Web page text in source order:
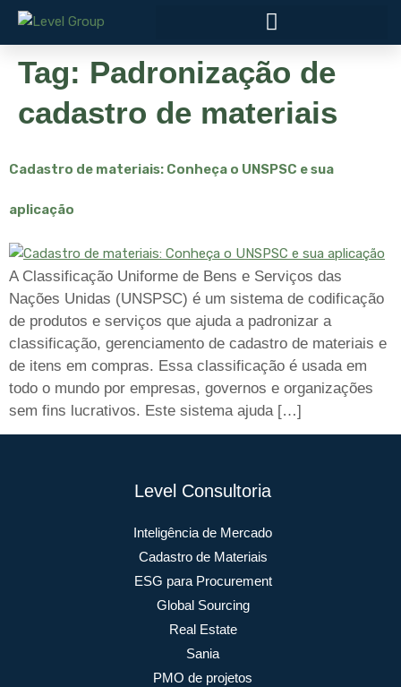
Tag: Padronização de
cadastro de materiais
Cadastro de materiais: Conheça o UNSPSC e sua
aplicação
A Classificação Uniforme de Bens e Serviços das
Nações Unidas (UNSPSC) é um sistema de codificação
de produtos e serviços que ajuda a padronizar a
classificação, gerenciamento de cadastro de materiais e
de itens em compras. Essa classificação é usada em
todo o mundo por empresas, governos e organizações
sem fins lucrativos. Este sistema ajuda […]
Level Consultoria
Inteligência de Mercado
Cadastro de Materiais
ESG para Procurement
Global Sourcing
Real Estate
Sania
PMO de projetos